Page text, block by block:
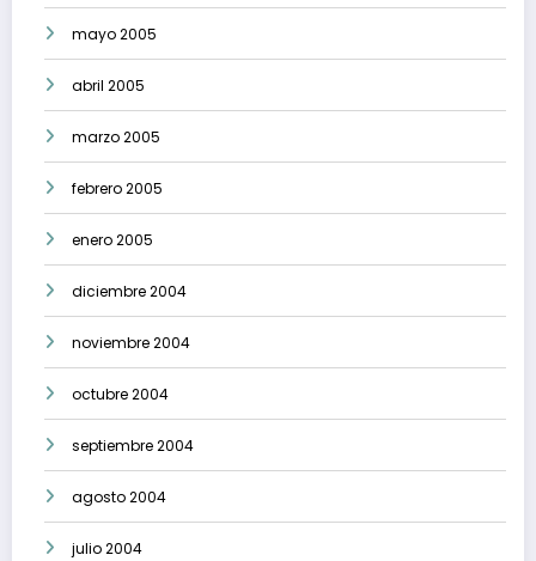
mayo 2005
abril 2005
marzo 2005
febrero 2005
enero 2005
diciembre 2004
noviembre 2004
octubre 2004
septiembre 2004
agosto 2004
julio 2004